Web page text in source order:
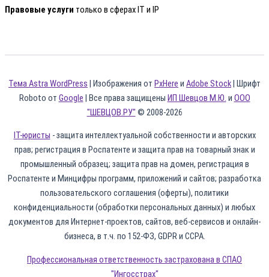
Правовые услуги только в сферах IT и IP
Тема Astra WordPress | Изображения от PxHere и Adobe Stock| Шрифт
Roboto от Google | Все права защищены ИП Шевцов М.Ю. и ООО
"ШЕВЦОВ.РУ" © 2008-2026
IT-юристы - защита интеллектуальной собственности и авторских
прав; регистрация в Роспатенте и защита прав на товарный знак и
промышленный образец; защита прав на домен, регистрация в
Роспатенте и Минцифры программ, приложений и сайтов; разработка
пользовательского соглашения (оферты), политики
конфиденциальности (обработки персональных данных) и любых
документов для Интернет-проектов, сайтов, веб-сервисов и онлайн-
бизнеса, в т.ч. по 152-ФЗ, GDPR и CCPA.
Профессиональная ответственность застрахована в СПАО
"Ингосстрах"